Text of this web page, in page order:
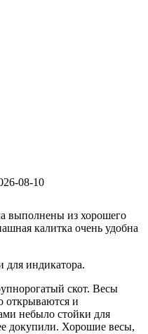
08-10
выполнены из хорошего
калитка очень удобна
для индикатора.
скот. Весы
открываются и
небыло стойки для
докупили. Хорошие весы,